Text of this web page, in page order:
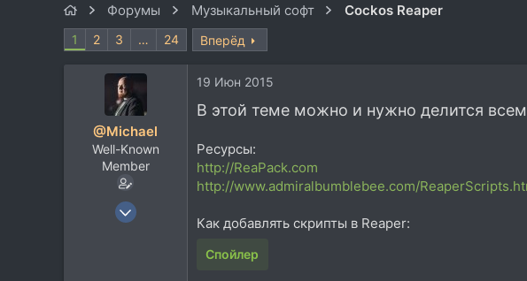
т
н
а
Форумы Музыкальный софт Cockos Reaper
1 2 3 … 24 Вперёд
@Michael
Well-Known
Member
14 Дек 2010
19 Июн 2015
В этой теме можно и нужно делится
Ресурсы:
http://ReaPack.com
http://www.admiralbumblebee.com/
Как добавлять скрипты в Reaper:
Спойлер